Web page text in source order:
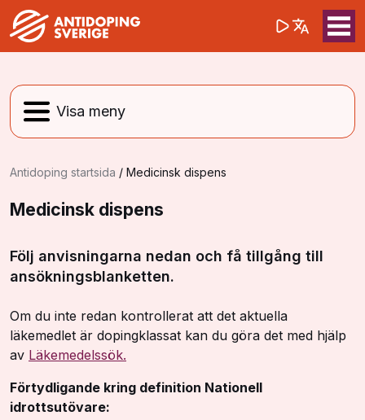
Sök på(opens in a
Antidoping startsida / Medicinsk dispens
Medicinsk dispens
Följ anvisningarna nedan och få tillgång till
ansökningsblanketten.
Om du inte redan kontrollerat att det aktuella
läkemedlet är dopingklassat kan du göra det med hjälp
av Läkemedelssök.
Förtydligande kring definition Nationell
idrottsutövare: